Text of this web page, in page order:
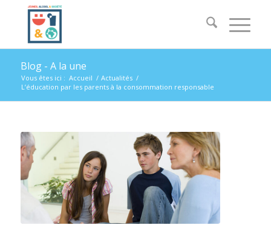
Blog - A la une
Vous êtes ici : Accueil / Actualités /
L’éducation par les parents à la consommation responsable